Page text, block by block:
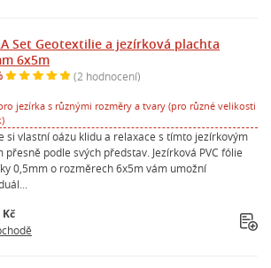
Set Geotextilie a jezírková plachta
6x5m
(2 hodnocení)
jezírka s různými rozměry a tvary (pro různé velikosti
si vlastní oázu klidu a relaxace s tímto jezírkovým
přesně podle svých představ. Jezírková PVC fólie
0,5mm o rozměrech 6x5m vám umožní
Kč